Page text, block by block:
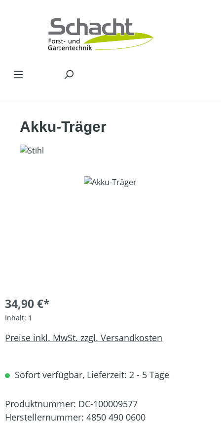
Akku-Träger
Bildergalerie überspringen
34,90 €*
Inhalt: 1
Preise inkl. MwSt. zzgl. Versandkosten
Sofort verfügbar, Lieferzeit: 2 - 5 Tage
Produktnummer: DC-100009577
Herstellernummer: 4850 490 0600